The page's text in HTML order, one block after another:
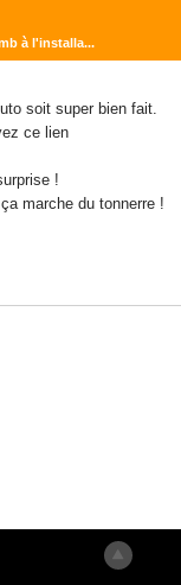
à l'installa...
soit super bien fait.
ce lien
!
marche du tonnerre !